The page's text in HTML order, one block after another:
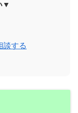
▼
談する